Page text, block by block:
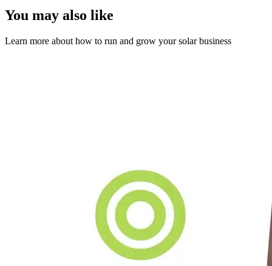
You may also like
Learn more about how to run and grow your solar business